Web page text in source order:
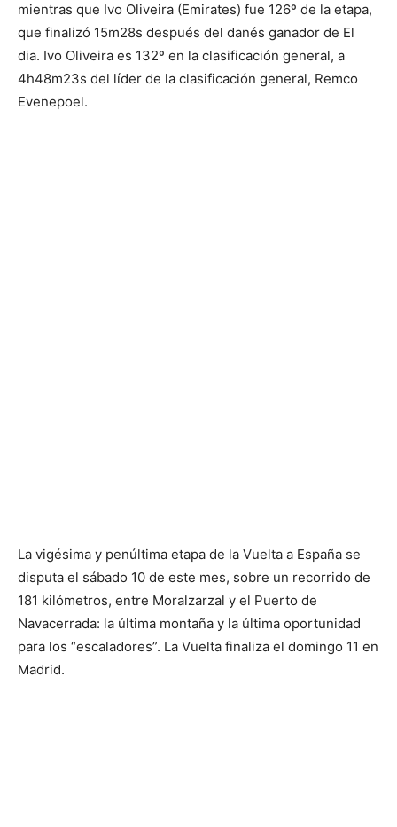
mientras que Ivo Oliveira (Emirates) fue 126º de la etapa,
que finalizó 15m28s después del danés ganador de El
dia. Ivo Oliveira es 132º en la clasificación general, a
4h48m23s del líder de la clasificación general, Remco
Evenepoel.
La vigésima y penúltima etapa de la Vuelta a España se
disputa el sábado 10 de este mes, sobre un recorrido de
181 kilómetros, entre Moralzarzal y el Puerto de
Navacerrada: la última montaña y la última oportunidad
para los “escaladores”. La Vuelta finaliza el domingo 11 en
Madrid.